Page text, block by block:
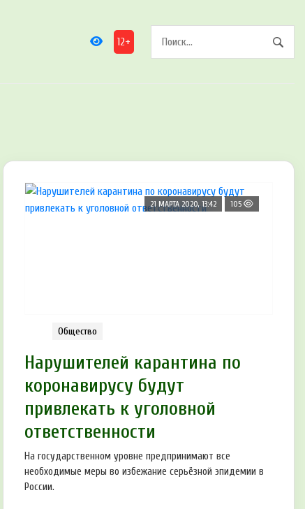
12+
21 МАРТА 2020, 13:42 105
Общество
Нарушителей карантина по
коронавирусу будут
привлекать к уголовной
ответственности
На государственном уровне предпринимают все
необходимые меры во избежание серьёзной эпидемии в
России.